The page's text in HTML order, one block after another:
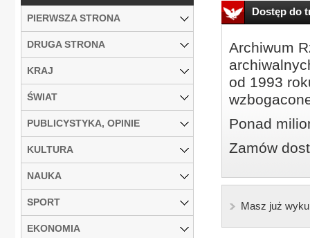
Dostęp do
Archiwum
od 1993
Ponad
Zamów
Masz już
PIERWSZA STRONA
DRUGA STRONA
KRAJ
ŚWIAT
PUBLICYSTYKA, OPINIE
KULTURA
NAUKA
SPORT
EKONOMIA